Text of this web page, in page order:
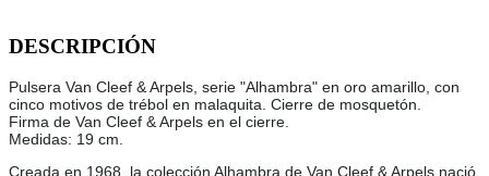
DESCRIPCIÓN
Pulsera Van Cleef & Arpels, serie "Alhambra" en oro amarillo, con
cinco motivos de trébol en malaquita. Cierre de mosquetón.
Firma de Van Cleef & Arpels en el cierre.
Medidas: 19 cm.
Creada en 1968, la colección Alhambra de Van Cleef & Arpels nació